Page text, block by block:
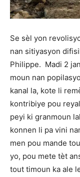
Se sèl yon
nan sitiyasyon
Philippe. Madi 2
moun nan
kanal la, kote li
kontribiye pou
peyi ki granmoun
konnen li pa vini
men pou mande
yo, pou mete tèt
tout timoun ka ale